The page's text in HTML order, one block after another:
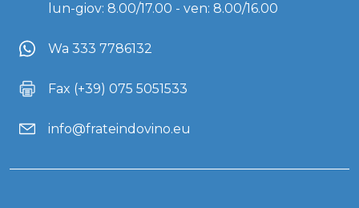
lun-giov: 8.00/17.00 - ven: 8.00/16.00
Wa 333 7786132
Fax (+39) 075 5051533
info@frateindovino.eu